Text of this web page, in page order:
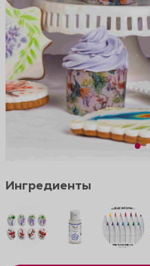
Ингредиенты